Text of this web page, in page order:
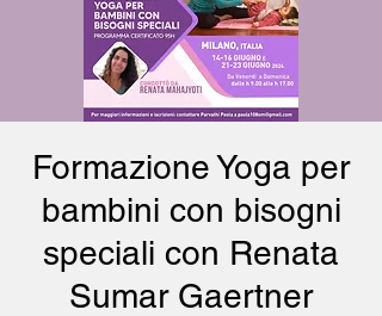
Formazione Yoga per
bambini con bisogni
speciali con Renata
Sumar Gaertner